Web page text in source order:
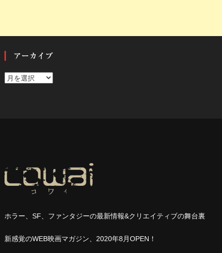
アーカイブ
ア
ホラー、SF、ファンタジーの最新情報&クリエイティブの舞台裏
新感覚のWEB映画マガジン、2020年8月OPEN ！